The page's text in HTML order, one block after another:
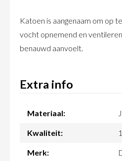
Katoen is aangenaam om op
vocht opnemend en
benauwd aanvoelt.
Extra info
Materiaal:
Kwaliteit:
Merk: